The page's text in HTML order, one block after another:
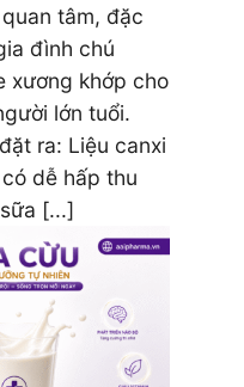
tâm, đặc
đình chú
xương khớp cho
lớn tuổi.
ra: Liệu canxi
dễ hấp thu
[...]